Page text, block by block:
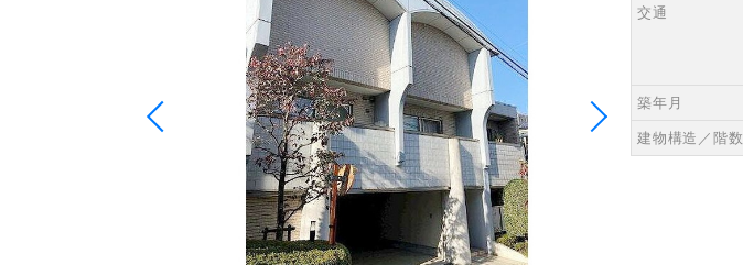
交通
築年月
建物構造／階数